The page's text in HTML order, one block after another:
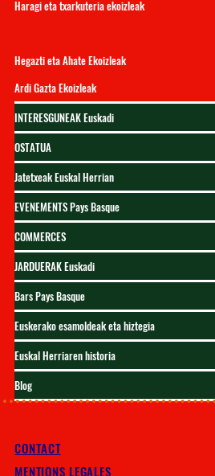
Haragi eta txarkuteria ekoizleak
Hegazti eta Ahate Ekoizleak
Ardi Gazta Ekoizleak
INTERESGUNEAK Euskadi
OSTATUA
Jatetxeak Euskal Herrian
EVENEMENTS Pays Basque
COMMERCES
JARDUERAK Euskadi
Bars Pays Basque
Euskerako esamoldeak eta hiztegia
Euskal Herriaren historia
Blog
CONTACT
MENTIONS LEGALES